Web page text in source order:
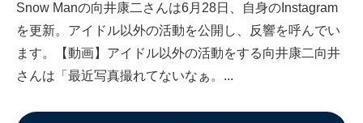
Snow Manの向井康二さんは6月28日、自身のInstagram
を更新。アイドル以外の活動を公開し、反響を呼んでい
ます。【動画】アイドル以外の活動をする向井康二向井
さんは「最近写真撮れてないなぁ。...